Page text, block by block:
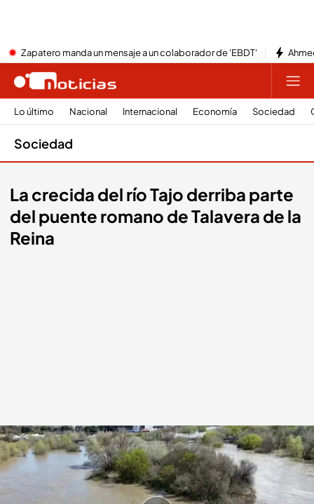
Zapatero manda un mensaje a un colaborador de 'EBDT'
Lo último Nacional Internacional Economía Sociedad
Sociedad
La crecida del río Tajo derriba parte
del puente romano de Talavera de la
Reina
Parte del puente romano de Talavera de la Reina cae por el aumento del
caudal del río Tajo.Noticias Cuatro
Redacción digital Noticias Cuatro
23 MAR 2025 - 15:02h.